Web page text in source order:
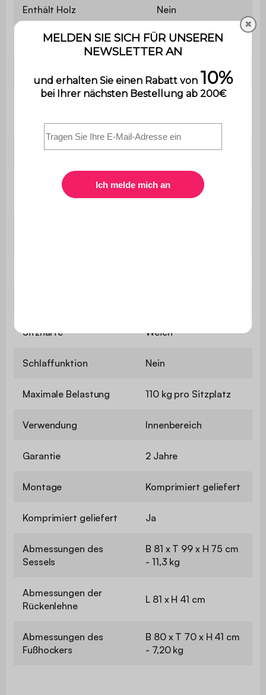
Enthält Holz Nein
Material Stoff
Schaumstoff
350 g/m²
Füllung PU
Sitzpolsterung
Polyurethanschaum
Sitzhärte Weich
Schlaffunktion Nein
Maximale Belastung 110 kg pro Sitzplatz
Verwendung Innenbereich
Garantie 2 Jahre
Montage Komprimiert geliefert
Komprimiert geliefert Ja
Abmessungen des
Sessels
B 81 x T 99 x H 75 cm
- 11,3 kg
Abmessungen der
Rückenlehne
L 81 x H 41 cm
Abmessungen des
Fußhockers
B 80 x T 70 x H 41 cm
- 7,20 kg
✖